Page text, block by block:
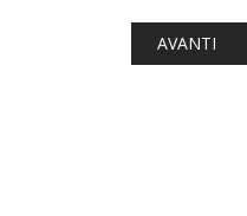
741 776 DI GEFERARTICOLO
AVANTI